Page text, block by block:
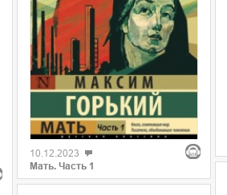
10.12.2023
Мать. Часть 1